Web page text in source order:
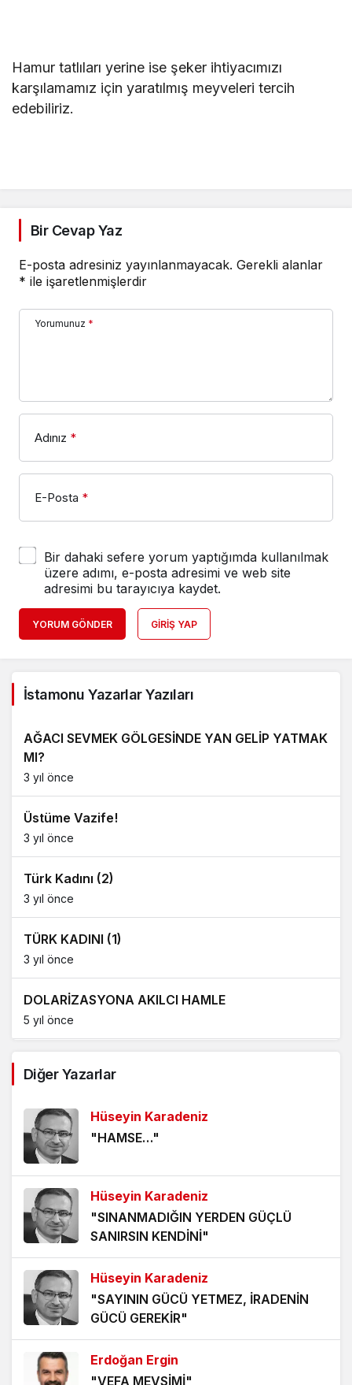
Hamur tatlıları yerine ise şeker ihtiyacımızı
karşılamamız için yaratılmış meyveleri tercih
edebiliriz.
Bir Cevap Yaz
E-posta adresiniz yayınlanmayacak. Gerekli alanlar
* ile işaretlenmişlerdir
Yorumunuz *
Adınız *
E-Posta *
Bir dahaki sefere yorum yaptığımda kullanılmak
üzere adımı, e-posta adresimi ve web site
adresimi bu tarayıcıya kaydet.
YORUM GÖNDER GIRIŞ YAP
İstamonu Yazarlar Yazıları
AĞACI SEVMEK GÖLGESİNDE YAN GELİP YATMAK
MI?
3 yıl önce
Üstüme Vazife!
3 yıl önce
Türk Kadını (2)
3 yıl önce
TÜRK KADINI (1)
3 yıl önce
DOLARİZASYONA AKILCI HAMLE
5 yıl önce
5 yıl önce
ÖLÜMÜ BEKLEMEK
5 yıl önce
HANGİ KAMERAYA BAKALIM?
5 yıl önce
VİZYONER KASTAMONULULAR NEREDESİNİZ?
5 yıl önce
KHK MAĞDURLARI İÇİN IŞIK GÖRÜNDÜ!
5 yıl önce
Diğer Yazarlar
Hüseyin Karadeniz
"HAMSE…"
Hüseyin Karadeniz
"SINANMADIĞIN YERDEN GÜÇLÜ
SANIRSIN KENDİNİ"
Hüseyin Karadeniz
"SAYININ GÜCÜ YETMEZ, İRADENİN
GÜCÜ GEREKİR"
Erdoğan Ergin
"VEFA MEVSİMİ"